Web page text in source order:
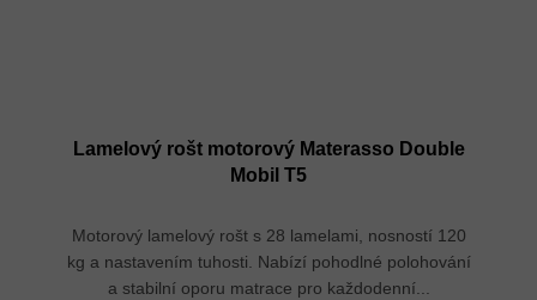
Lamelový rošt motorový Materasso Double
Mobil T5
Motorový lamelový rošt s 28 lamelami, nosností 120
kg a nastavením tuhosti. Nabízí pohodlné polohování
a stabilní oporu matrace pro každodenní...